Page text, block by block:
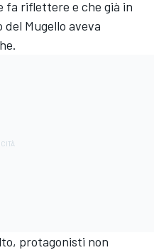
fa riflettere e che già in
del Mugello aveva
protagonisti non